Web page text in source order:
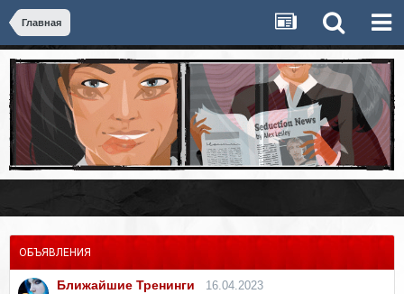
Главная
ОБЪЯВЛЕНИЯ
Ближайшие Тренинги
16.04.2023